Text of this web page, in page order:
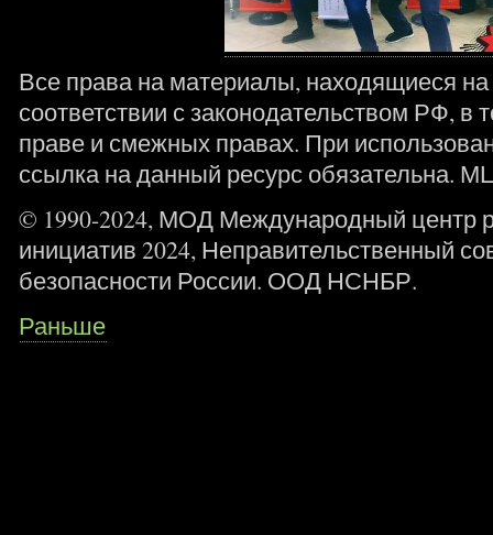
Все права на материалы, находящиеся
соответствии с законодательством РФ, в
праве и смежных правах. При
ссылка на данный ресурс обязательна.
© 1990-2024, МОД Международный центр
инициатив 2024, Неправительственный
безопасности России. ООД НСНБР.
Раньше